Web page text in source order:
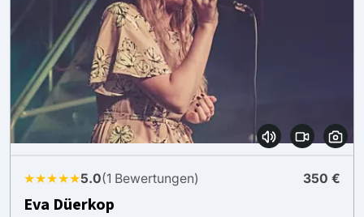
★★★★★5.0(1 Bewertungen) 350 €
Eva Düerkop